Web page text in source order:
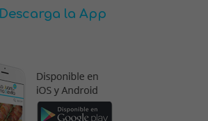
Descarga la App